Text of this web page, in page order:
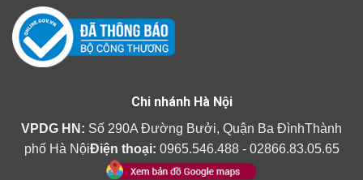
Chi nhánh Hà Nội
VPDG HN: Số 290A Đường Bưởi, Quận Ba ĐìnhThành
phố Hà NộiĐiện thoại: 0965.546.488 - 02866.83.05.65